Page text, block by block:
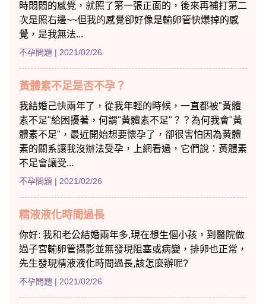
時悶悶的感覺，就照了第一張正面的，後來再補打第二
次是照右邊~~但我的感覺卻好像是輸卵管快爆掉的感
覺，是我無法...
不孕問題 | 2021/02/26
黃體素不足是否不孕？
我結婚己快兩年了，從我年輕的時候，一直都被"黃體
素不足"給困擾著，何謂"黃體素不足"？？為何我會"黃
體素不足"，最近開始想要懷孕了，卻很害怕因為黃體
素的關系讓我沒辦法受孕，上網看過，它們說：黃體素
不足會讓受...
不孕問題 | 2021/02/26
精液液化時間過長
你好: 我和老公結婚兩年多,現在想生個小孩，到醫院做
過子宮輸卵管攝影並無發現阻塞或病變，排卵也正常，
先生發現精液液化時間過長,該怎麼辦呢?
不孕問題 | 2021/02/26